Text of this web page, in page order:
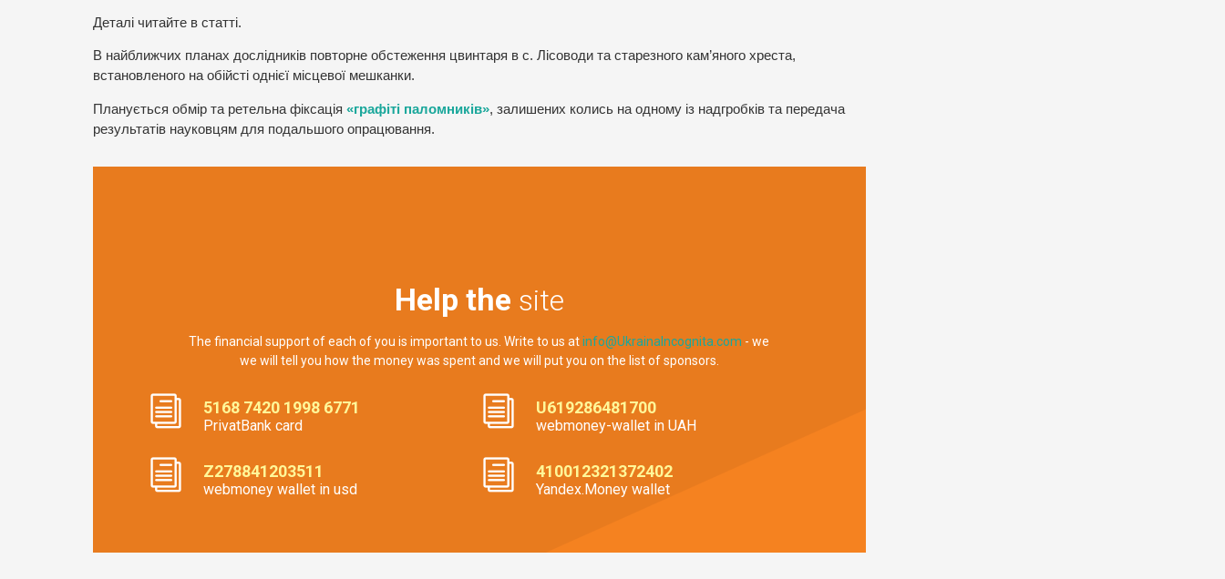
Деталі читайте в статті.
В найближчих планах дослідників повторне обстеження цвинтаря в с. Лісоводи та старезного кам’яного хреста,
встановленого на обійсті однієї місцевої мешканки.
Планується обмір та ретельна фіксація «графіті паломників», залишених колись на одному із надгробків та передача
результатів науковцям для подальшого опрацювання.
Help the site
The financial support of each of you is important to us. Write to us atinfo@UkrainaIncognita.com - we
we will tell you how the money was spent and we will put you on the list of sponsors.
5168 7420 1998 6771
PrivatBank card
U619286481700
webmoney-wallet in UAH
Z278841203511
webmoney wallet in usd
410012321372402
Yandex.Money wallet